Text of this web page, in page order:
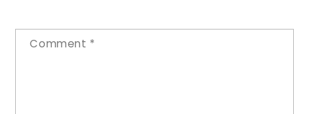
Comment *